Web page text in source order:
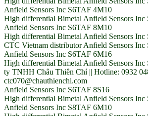
Anfield Sensors Inc S6TAF 4M10
High differential Bimetal Anfield Sensors
Anfield Sensors Inc S6TAF 8M10
High differential Bimetal Anfield Sensors Inc
CTC Vietnam distributor Anfield Sensors
Anfield Sensors Inc S6TAF 6M16
High differential Bimetal Anfield Sensors
ty TNHH Châu Thiên Chí || Hotline: 0932
ctc070@chauthienchi.com
Anfield Sensors Inc S6TAF 8S16
High differential Bimetal Anfield Sensors
Anfield Sensors Inc S8TAF 6M10